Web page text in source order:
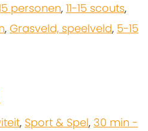
personen, 11-15 scouts,
, Grasveld, speelveld, 5-15
, Sport & Spel, 30 min -